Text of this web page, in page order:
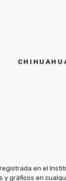
en el
y gráficos en